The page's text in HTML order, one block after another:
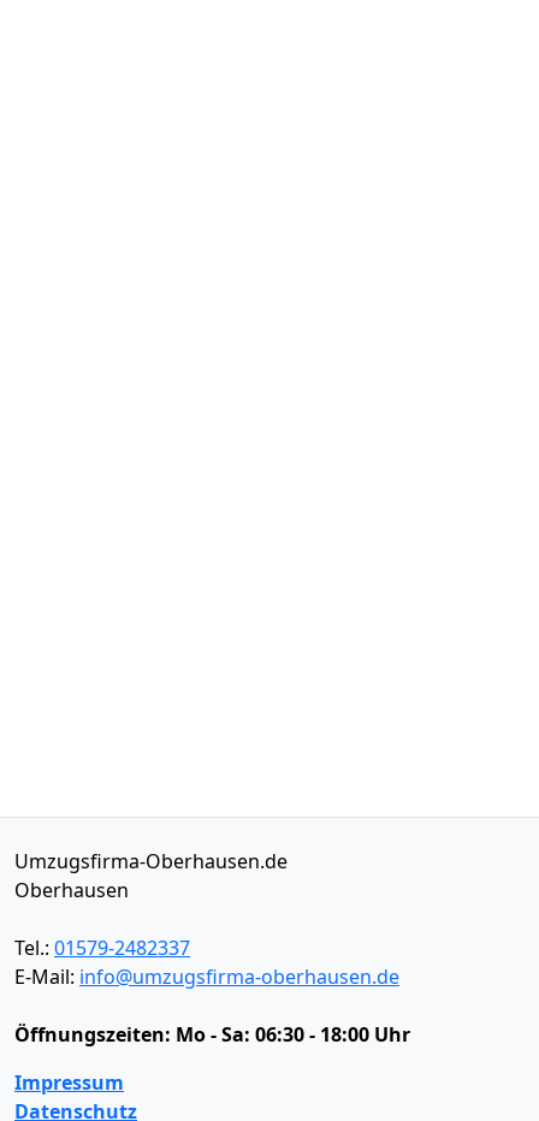
Umzugsfirma-Oberhausen.de
Oberhausen
Tel.: 01579-2482337
E-Mail: info@umzugsfirma-oberhausen.de
Öffnungszeiten: Mo - Sa: 06:30 - 18:00 Uhr
Impressum
Datenschutz